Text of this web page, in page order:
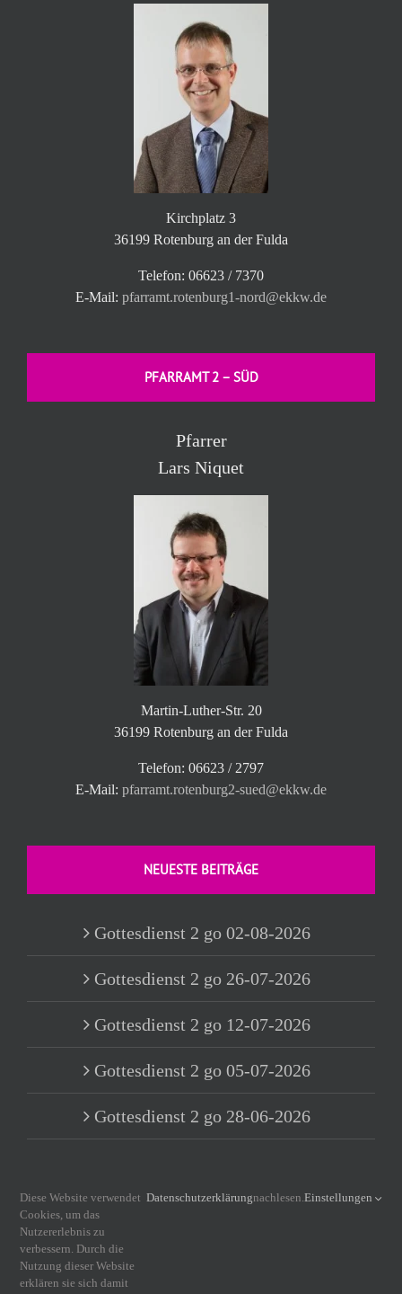
Kirchplatz 3
36199 Rotenburg an der Fulda
Telefon: 06623 / 7370
E-Mail: pfarramt.rotenburg1-nord@ekkw.de
PFARRAMT 2 – SÜD
Pfarrer
Lars Niquet
Martin-Luther-Str. 20
36199 Rotenburg an der Fulda
Telefon: 06623 / 2797
E-Mail: pfarramt.rotenburg2-sued@ekkw.de
NEUESTE BEITRÄGE
Gottesdienst 2 go 02-08-2026
Gottesdienst 2 go 26-07-2026
Gottesdienst 2 go 12-07-2026
Gottesdienst 2 go 05-07-2026
Gottesdienst 2 go 28-06-2026
INFORMATIONEN
Diese Website verwendet
Cookies, um das
Nutzererlebnis zu
verbessern. Durch die
Nutzung dieser Website
erklären sie sich damit
Datenschutzerklärungnachlesen.Einstellungen